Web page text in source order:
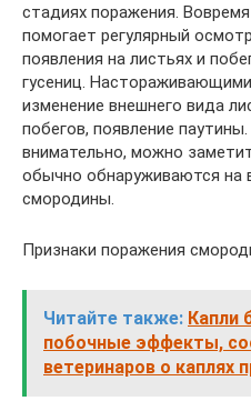
стадиях поражения.
помогает регулярный
появления на листьях и
гусениц.
изменение внешнего вида
побегов, появление
внимательно, можно
обычно обнаруживаются на
смородины.
Признаки поражения
Читайте также: Капли
побочные эффекты,
ветеринаров о каплях